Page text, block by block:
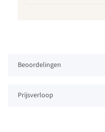
Beoordelingen
Prijsverloop